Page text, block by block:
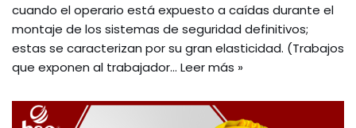
cuando el operario está expuesto a caídas durante el
montaje de los sistemas de seguridad definitivos;
estas se caracterizan por su gran elasticidad. (Trabajos
que exponen al trabajador… Leer más »